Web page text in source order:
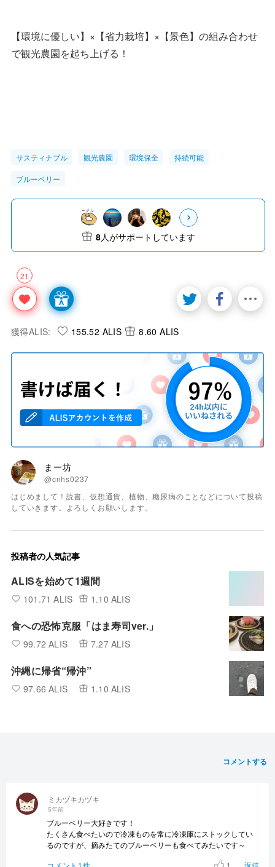
【環境に優しい】×【省力栽培】×【景色】の組み合わせ
で観光農園を起ち上げる！
サスティナブル 観光農園 環境保全 持続可能
ブルーベリー
21
8人がサポートしています
獲得ALIS: 155.52 ALIS 8.60 ALIS
まー坊
@cnhs0237
はじめまして！読書、仮想通貨、植物、糖尿病のことなどについて投稿
していきます。よろしくお願いします。
投稿者の人気記事
ALISを始めて1週間
101.71 ALIS 1.10 ALIS
食への恐怖克服「はま寿司ver.」
99.72 ALIS 7.27 ALIS
沖縄に帰省“帰沖”
97.66 ALIS 1.10 ALIS
コメントする
ミカヅキカヅキ
5年前
ブルーベリー大好きです！
たくさん食べたいので冷凍ものを常に冷凍庫にストックしてい
るのですが、摘みたてのブルーベリーも食べてみたいです～
1